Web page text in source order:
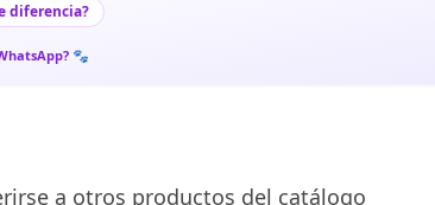
diferencia?
🐾
a otros productos del catálogo